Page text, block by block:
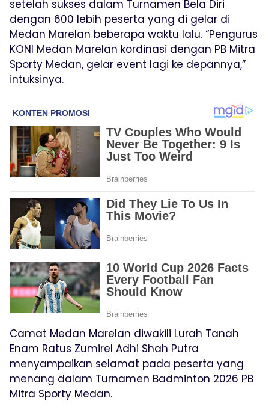
setelah sukses dalam Turnamen Bela Diri
dengan 600 lebih peserta yang di gelar di
Medan Marelan beberapa waktu lalu. “Pengurus
KONI Medan Marelan kordinasi dengan PB Mitra
Sporty Medan, gelar event lagi ke depannya,”
intuksinya.
Camat Medan Marelan diwakili Lurah Tanah
Enam Ratus Zumirel Adhi Shah Putra
menyampaikan selamat pada peserta yang
menang dalam Turnamen Badminton 2026 PB
Mitra Sporty Medan.